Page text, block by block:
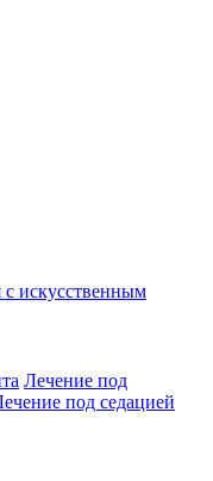
с искусственным
Лечение под
под седацией